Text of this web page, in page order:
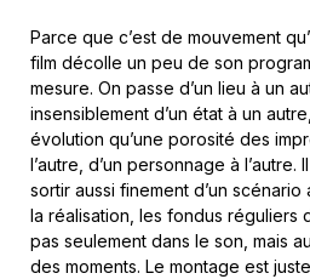
Parce que c’est de mouvement
film décolle un peu de son
mesure. On passe d’un lieu à un
insensiblement d’un état à un
évolution qu’une porosité des
l’autre, d’un personnage à
sortir aussi finement d’un
la réalisation, les fondus réguliers
pas seulement dans le son, mais
des moments. Le montage est